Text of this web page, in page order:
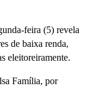
feira (5) revela
de baixa renda,
eleitoreiramente.
Família, por